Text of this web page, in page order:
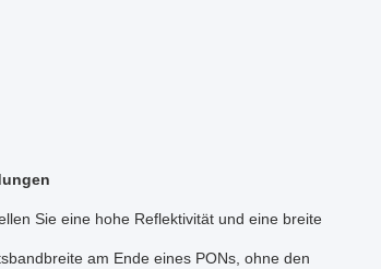
Sie eine hohe Reflektivität und eine breite
am Ende eines PONs, ohne den